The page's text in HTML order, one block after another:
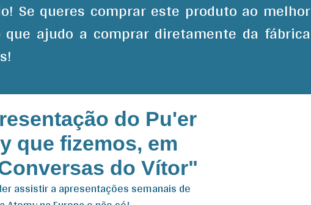
Se queres comprar este produto ao melhor
ajudo a comprar diretamente da fábrica
do Pu'er
que fizemos, em
do Vítor"
assistir a apresentações semanais de